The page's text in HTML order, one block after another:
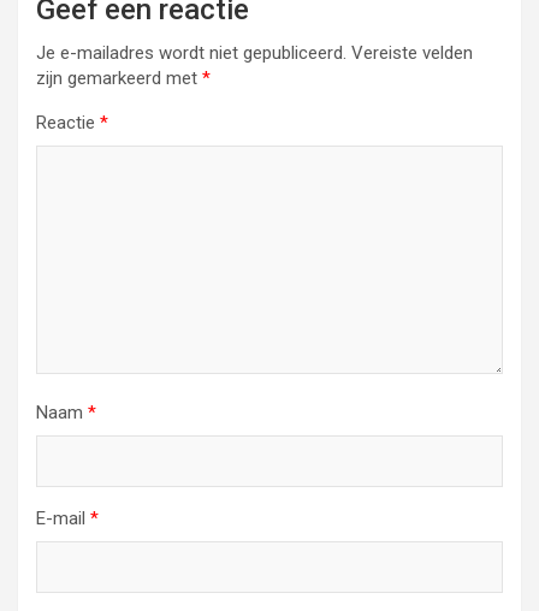
Geef een reactie
Je e-mailadres wordt niet gepubliceerd. Vereiste velden
zijn gemarkeerd met *
Reactie *
Naam *
E-mail *